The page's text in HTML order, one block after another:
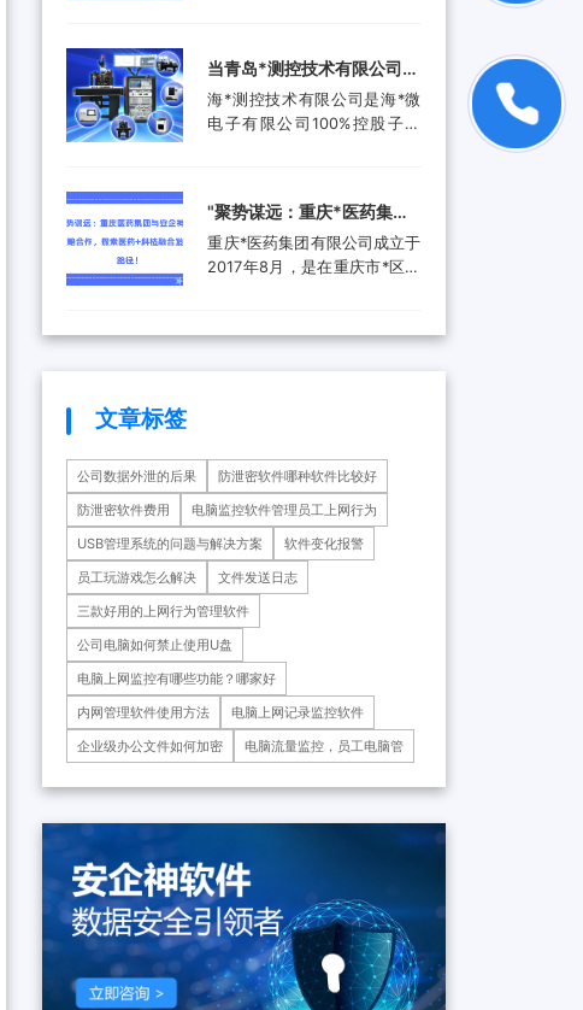
增加，现已成功转型为一家提
供完整解...
备。运用UGNX7.5、
MASTA5.4等研发软件进行研
发，具有强大的技术研发能
设，打造创新型企业...
当青岛*测控技术有限公司遇
上安企神，测控技术数据安
全将迎来哪些新变化？
海*测控技术有限公司是海*微
电子有限公司100%控股子公
集成电路可靠性验证及测试分
析领域打造国内一流集成电路
检测、分析、设计开发及技术
和高端设备集成电路可靠性验
‌"聚势谋远：重庆*医药集团
与安企神达成战略合作，探
索医药+科技融合发展新路
重庆*医药集团有限公司成立于
2017年8月，是在重庆市*区医
业。是重庆*经济技术开发（集
下辖重庆*制药有限公司、*医
药科技重庆有限公司、重庆*肿
瘤医院等十余家子公司...
文章标签
公司数据外泄的后果
防泄密软件哪种软件比较好
防泄密软件费用
电脑监控软件管理员工上网行为
USB管理系统的问题与解决方案
软件变化报警
员工玩游戏怎么解决
文件发送日志
三款好用的上网行为管理软件
公司电脑如何禁止使用U盘
电脑上网监控有哪些功能？哪家好
内网管理软件使用方法
电脑上网记录监控软件
企业级办公文件如何加密
电脑流量监控，员工电脑管